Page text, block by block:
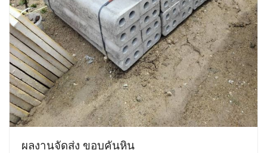
ผลงานจัดส่ง ขอบคันหิน